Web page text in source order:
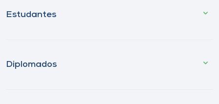
Estudantes
Diplomados